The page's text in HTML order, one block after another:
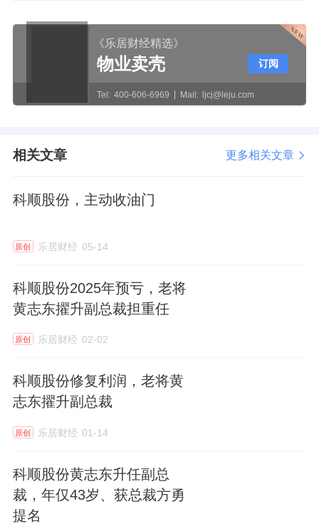
《乐居财经精选》
物业卖壳
Tel: 400-606-6969 Mail: ljcj@leju.com
订阅
相关文章 更多相关文章
科顺股份，主动收油门
原创 乐居财经 05-14
科顺股份2025年预亏，老将
黄志东擢升副总裁担重任
原创 乐居财经 02-02
科顺股份修复利润，老将黄
志东擢升副总裁
原创 乐居财经 01-14
科顺股份黄志东升任副总
裁，年仅43岁、获总裁方勇
提名